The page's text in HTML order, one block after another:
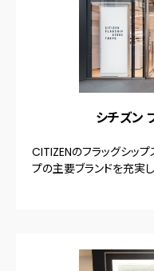
シチズン
CITIZENのフラッグシッ
プの主要ブランドを充実